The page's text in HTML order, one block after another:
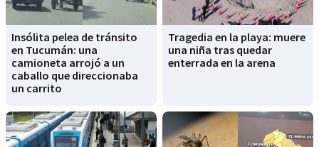
Insólita pelea de tránsito
en Tucumán: una
camioneta arrojó a un
caballo que direccionaba
un carrito
Tragedia en la playa: muere
una niña tras quedar
enterrada en la arena